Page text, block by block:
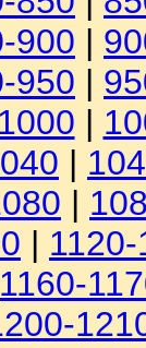
900 |
950 |
|
|
|
|
1160-